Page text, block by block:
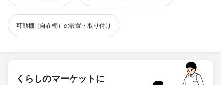
可動棚（自在棚）の設置・取り付け
くらしのマーケットに